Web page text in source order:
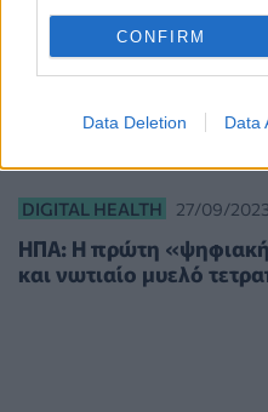
CONFIRM
Data Deletion Data
DIGITAL HEALTH 27/09/
ΗΠΑ: Η πρώτη
και νωτιαίο μυελό